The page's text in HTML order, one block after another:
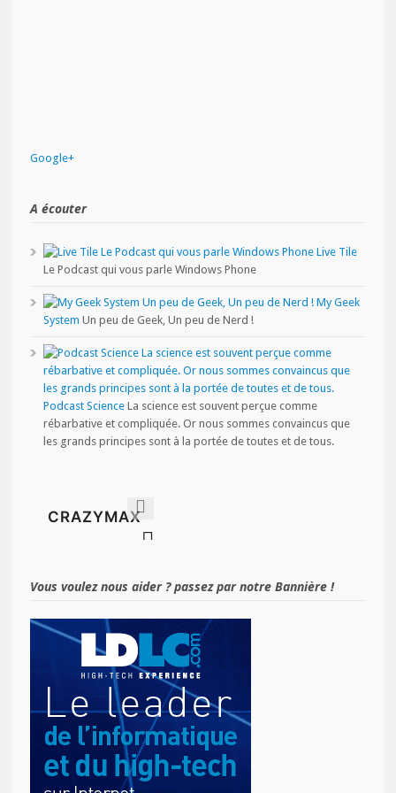
Google+
A écouter
Live Tile
Le Podcast qui vous parle Windows Phone
My Geek
System Un peu de Geek, Un peu de Nerd !
Podcast Science La science est souvent perçue comme
rébarbative et compliquée. Or nous sommes convaincus que
les grands principes sont à la portée de toutes et de tous.
Vous voulez nous aider ? passez par notre Bannière !